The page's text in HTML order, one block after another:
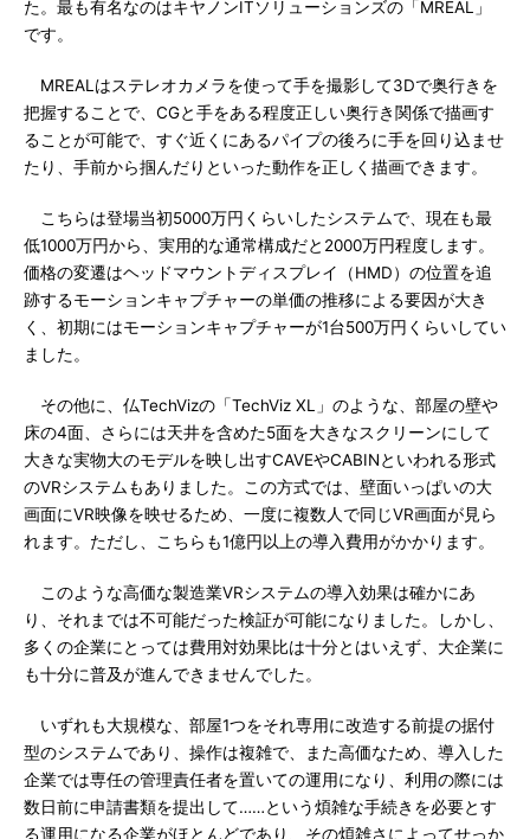
た。最も有名なのはキヤノンITソリューションズの「MREAL」
です。
MREALはステレオカメラを使って手を撮影して3Dで奥行きを
把握することで、CGと手をある程度正しい奥行き関係で描画す
ることが可能で、すぐ近くにあるパイプの後ろに手を回り込ませ
たり、手前から掴んだりといった動作を正しく描画できます。
こちらは登場当初5000万円くらいしたシステムで、現在も最
低1000万円から、実用的な通常構成だと2000万円程度します。
価格の変遷はヘッドマウントディスプレイ（HMD）の位置を追
跡するモーションキャプチャーの単価の推移による要因が大き
く、初期にはモーションキャプチャーが1台500万円くらいしてい
ました。
その他に、仏TechVizの「TechViz XL」のような、部屋の壁や
床の4面、さらには天井を含めた5面を大きなスクリーンにして
大きな実物大のモデルを映し出すCAVEやCABINといわれる形式
のVRシステムもありました。この方式では、壁面いっぱいの大
画面にVR映像を映せるため、一度に複数人で同じVR画面が見ら
れます。ただし、こちらも1億円以上の導入費用がかかります。
このような高価な製造業VRシステムの導入効果は確かにあ
り、それまでは不可能だった検証が可能になりました。しかし、
多くの企業にとっては費用対効果比は十分とはいえず、大企業に
も十分に普及が進んできませんでした。
いずれも大規模な、部屋1つをそれ専用に改造する前提の据付
型のシステムであり、操作は複雑で、また高価なため、導入した
企業では専任の管理責任者を置いての運用になり、利用の際には
数日前に申請書類を提出して……という煩雑な手続きを必要とす
る運用になる企業がほとんどであり、その煩雑さによってせっか